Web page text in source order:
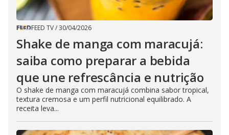
FEED TV/30/04/2026
Shake de manga com maracujá:
saiba como preparar a bebida
que une refrescância e nutrição
O shake de manga com maracujá combina sabor tropical,
textura cremosa e um perfil nutricional equilibrado. A
receita leva...